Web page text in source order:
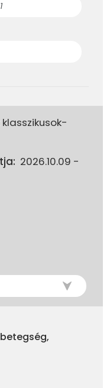
klasszikusok-
2026.10.09 -